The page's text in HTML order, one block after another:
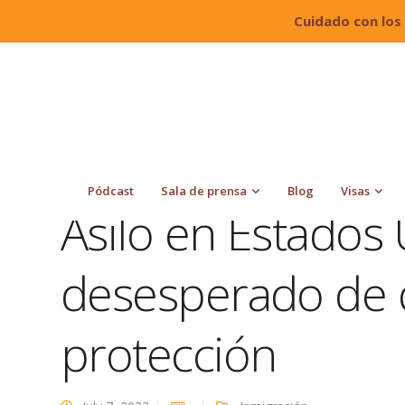
Cuidado con
Pódcast Sala de prensa Blog Visas
buscan protección
Asilo en
desesperado de
protección